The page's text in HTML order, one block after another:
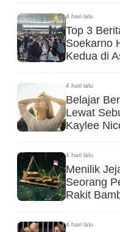
4 hari lalu
Top 3
Soekarno
Kedua di
4 hari lalu
Belajar
Lewat
Kaylee
4 hari lalu
Menilik
Seorang
Rakit
4 hari lalu